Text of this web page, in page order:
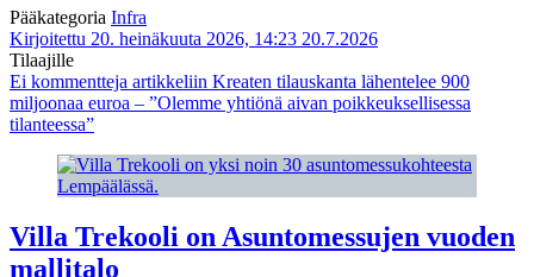
Pääkategoria Infra
Kirjoitettu 20. heinäkuuta 2026, 14:23 20.7.2026
Tilaajille
Ei kommentteja artikkeliin Kreaten tilauskanta lähentelee 900
miljoonaa euroa – ”Olemme yhtiönä aivan poikkeuksellisessa
tilanteessa”
Villa Trekooli on Asuntomessujen vuoden
mallitalo